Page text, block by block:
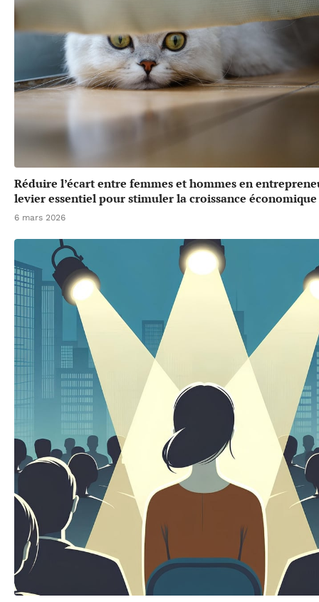
Réduire l’écart entre femmes et hommes en
levier essentiel pour stimuler la croissance économique
6 mars 2026